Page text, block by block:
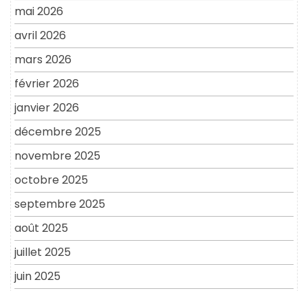
mai 2026
avril 2026
mars 2026
février 2026
janvier 2026
décembre 2025
novembre 2025
octobre 2025
septembre 2025
août 2025
juillet 2025
juin 2025